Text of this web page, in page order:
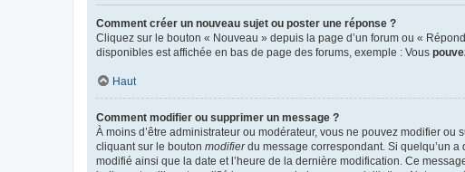
Comment créer un nouveau sujet ou poster une réponse ?
Cliquez sur le bouton « Nouveau » depuis la page d’un forum ou «
disponibles est affichée en bas de page des forums, exemple : Vous
Haut
Comment modifier ou supprimer un message ?
À moins d’être administrateur ou modérateur, vous ne pouvez modifier
cliquant sur le bouton modifierdu message correspondant. Si quelqu’un a
modifié ainsi que la date et l’heure de la dernière modification. Ce